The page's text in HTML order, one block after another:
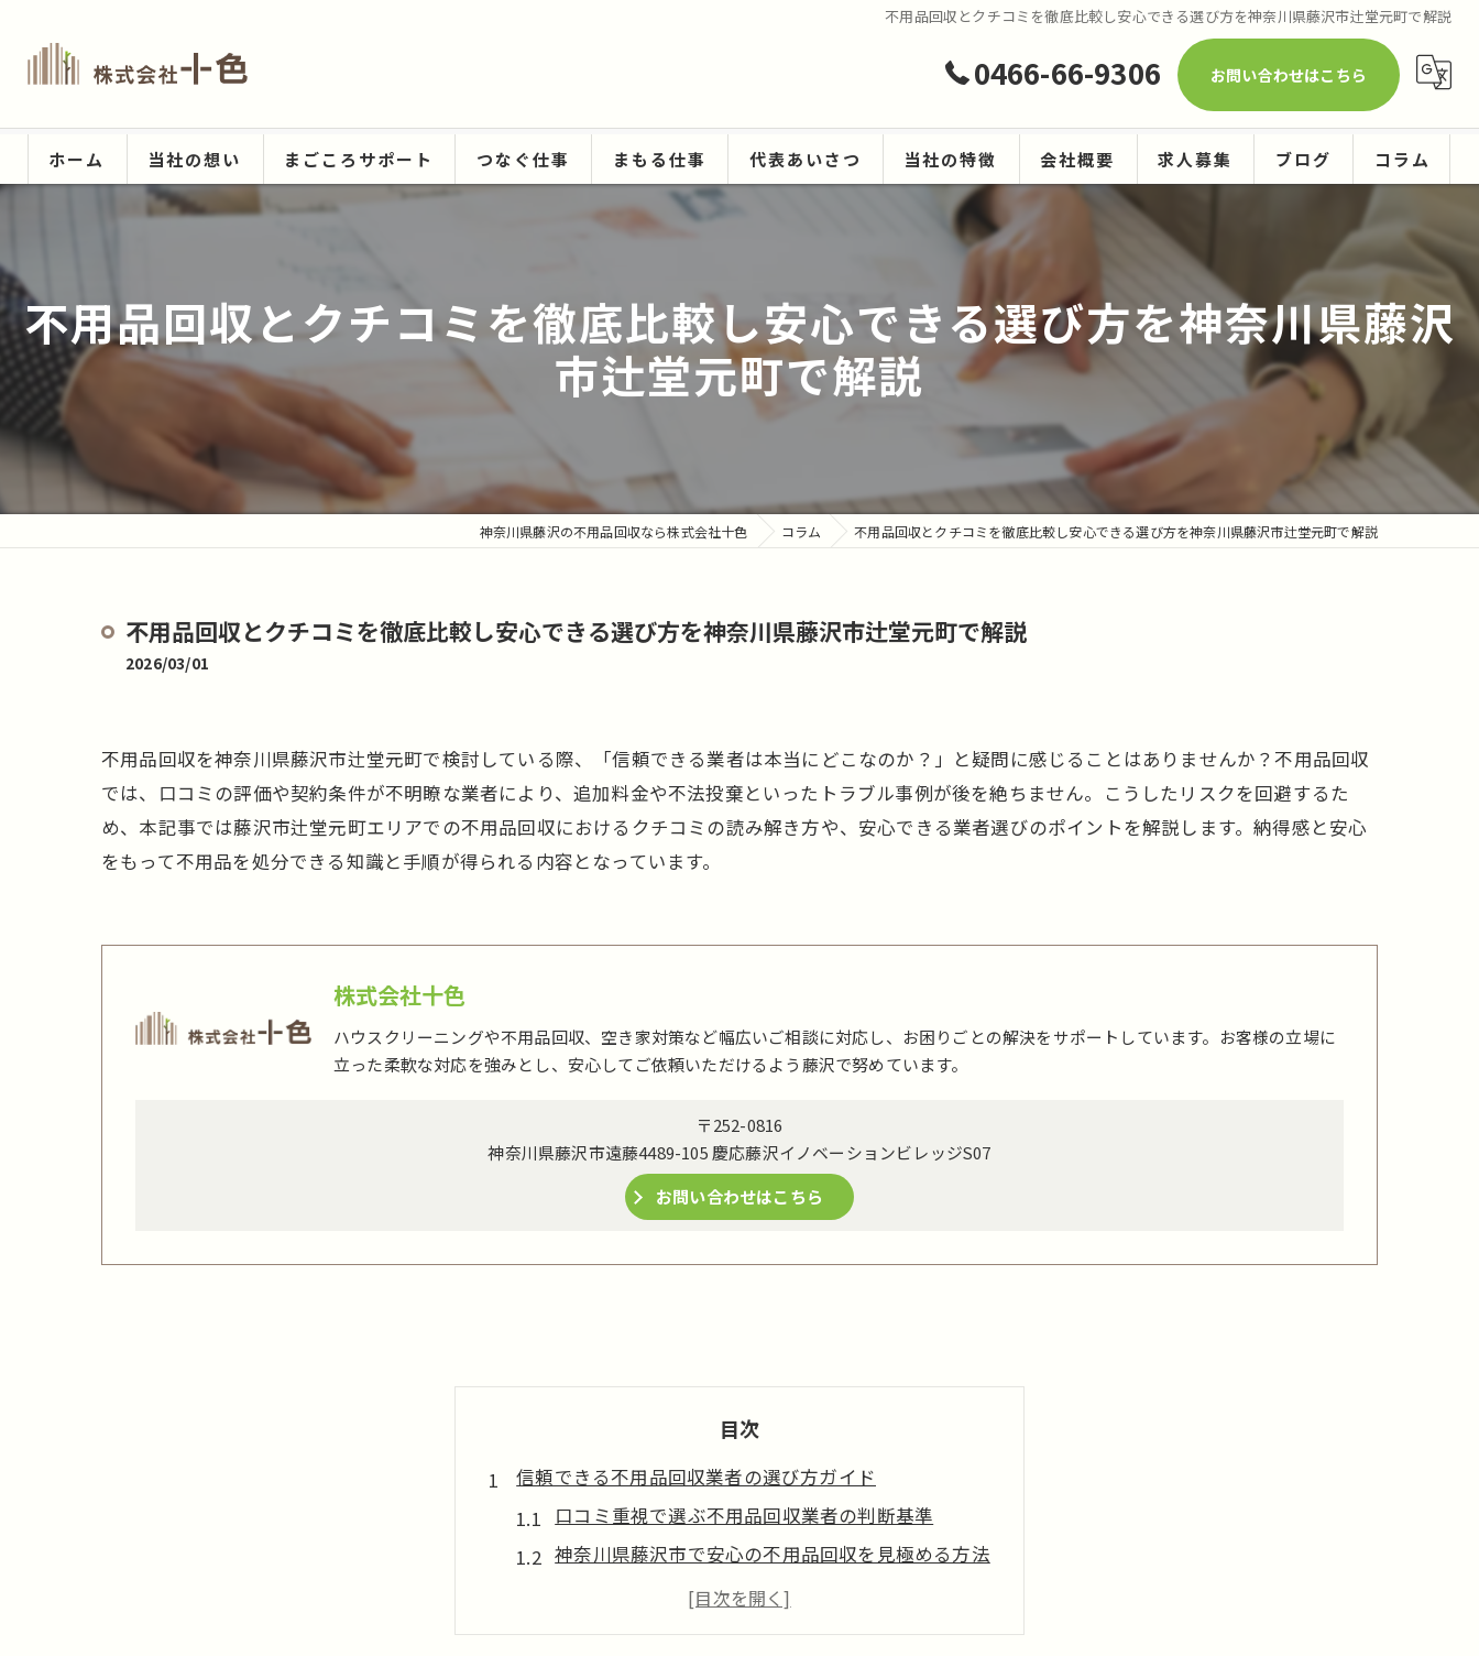
不用品回収とクチコミを徹底比較し安心できる選び方を神奈川県藤沢市辻堂元町で解説
0466-66-9306 お問い合わせはこちら
ホーム 当社の想い まごころサポート つなぐ仕事 まもる仕事 代表あいさつ 当社の特徴
ハウスクリーニング
生前整理
空き家
原状回復
会社概要 求人募集 ブログ コラム
不用品回収とクチコミを徹底比較し安心できる選び方を神奈川県藤沢
市辻堂元町で解説
神奈川県藤沢の不用品回収なら株式会社十色 コラム 不用品回収とクチコミを徹底比較し安心できる選び方を神奈川県藤沢市辻堂元町で解説
不用品回収とクチコミを徹底比較し安心できる選び方を神奈川県藤沢市辻堂元町で解説
2026/03/01
不用品回収を神奈川県藤沢市辻堂元町で検討している際、「信頼できる業者は本当にどこなのか？」と疑問に感じることはありませんか？不用品回収
では、口コミの評価や契約条件が不明瞭な業者により、追加料金や不法投棄といったトラブル事例が後を絶ちません。こうしたリスクを回避するた
め、本記事では藤沢市辻堂元町エリアでの不用品回収におけるクチコミの読み解き方や、安心できる業者選びのポイントを解説します。納得感と安心
をもって不用品を処分できる知識と手順が得られる内容となっています。
株式会社十色
ハウスクリーニングや不用品回収、空き家対策など幅広いご相談に対応し、お困りごとの解決をサポートしています。お客様の立場に
立った柔軟な対応を強みとし、安心してご依頼いただけるよう藤沢で努めています。
〒252-0816
神奈川県藤沢市遠藤4489-105 慶応藤沢イノベーションビレッジS07
お問い合わせはこちら
目次
信頼できる不用品回収業者の選び方ガイド
口コミ重視で選ぶ不用品回収業者の判断基準
神奈川県藤沢市で安心の不用品回収を見極める方法
不用品回収の積み放題プランと料金の注意点
藤沢市の片付け業者と不用品回収の比較ポイント